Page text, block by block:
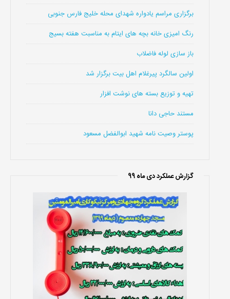
برگزاری مراسم یادواره شهدای محله خلیج فارس جنوبی
رنگ امیزی خانه بچه های ایتام به مناسبت هفته بسیج
باز سازی لوله فاضلاب
اولین سالگرد پیرغلام اهل بیت برگزار شد
تهیه و توزیع بسته های نوشت افزار
مستند حاجی دانا
پوستر وصیت نامه شهید ابوالفضل مسعود
گزارش عملکرد دی ماه 99